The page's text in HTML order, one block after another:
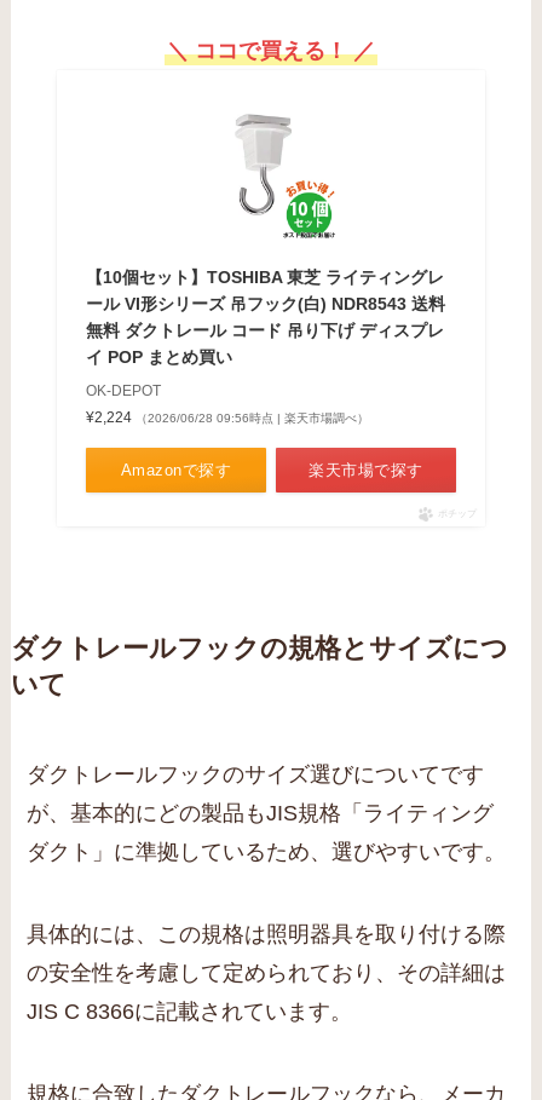
＼ ココで買える！ ／
【10個セット】TOSHIBA 東芝 ライティングレ
ール VI形シリーズ 吊フック(白) NDR8543 送料
無料 ダクトレール コード 吊り下げ ディスプレ
イ POP まとめ買い
OK-DEPOT
¥2,224
（2026/06/28 09:56時点 | 楽天市場調べ）
Amazonで探す 楽天市場で探す
ポチップ
ダクトレールフックの規格とサイズにつ
いて
ダクトレールフックのサイズ選びについてです
が、基本的にどの製品もJIS規格「ライティング
ダクト」に準拠しているため、選びやすいです。
具体的には、この規格は照明器具を取り付ける際
の安全性を考慮して定められており、その詳細は
JIS C 8366に記載されています。
規格に合致したダクトレールフックなら、メーカ